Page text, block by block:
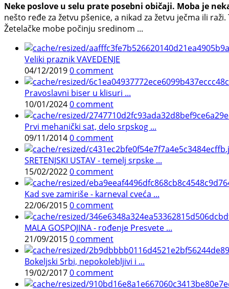
Neke poslove u selu prate posebni običaji. Moba je
nešto ređe za žetvu pšenice, a nikad za žetvu ječma ili
Žetelačke mobe počinju sredinom ...
Veliki praznik VAVEDENJE
04/12/20190 comment
Pravoslavni biser u klisuri ...
10/01/20240 comment
Prvi mehanički sat, delo srpskog ...
09/11/20140 comment
SRETENJSKI USTAV - temelj srpske ...
15/02/20220 comment
Kad sve zamiriše - karneval cveća ...
22/06/20150 comment
MALA GOSPOJINA - rođenje Presvete ...
21/09/20150 comment
Bokeljski Srbi, nepokolebljivi i ...
19/02/20170 comment